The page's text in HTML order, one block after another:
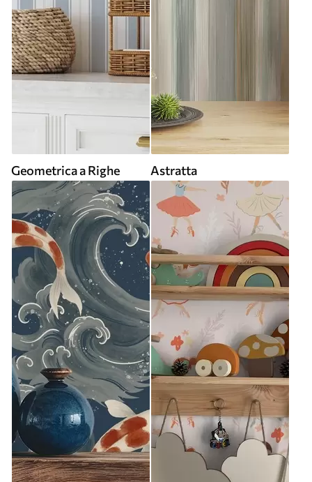
Geometrica a Righe Astratta